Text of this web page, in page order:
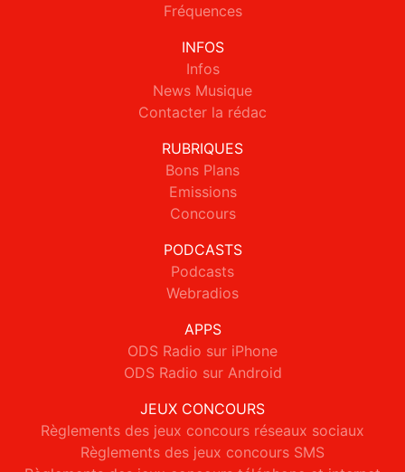
Fréquences
INFOS
Infos
News Musique
Contacter la rédac
RUBRIQUES
Bons Plans
Emissions
Concours
PODCASTS
Podcasts
Webradios
APPS
ODS Radio sur iPhone
ODS Radio sur Android
JEUX CONCOURS
Règlements des jeux concours réseaux sociaux
Règlements des jeux concours SMS